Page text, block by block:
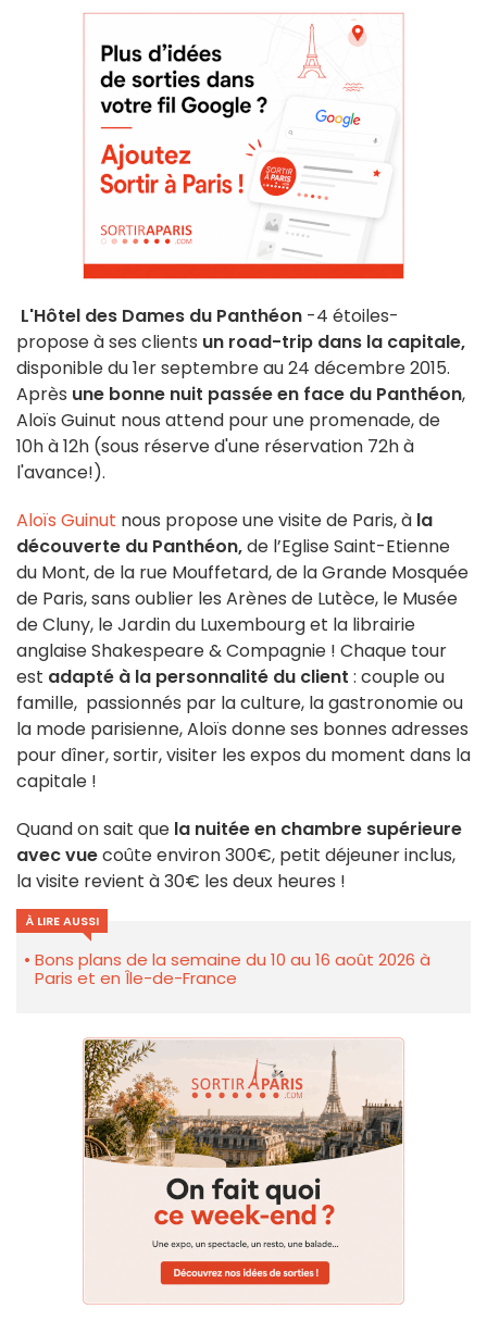
L'Hôtel des Dames du Panthéon -4 étoiles-
propose à ses clients un road-trip dans la capitale,
disponible du 1er septembre au 24 décembre 2015.
Après une bonne nuit passée en face du Panthéon,
Aloïs Guinut nous attend pour une promenade, de
10h à 12h (sous réserve d'une réservation 72h à
l'avance!).
Aloïs Guinut nous propose une visite de Paris, à la
découverte du Panthéon,de l’Eglise Saint-Etienne
du Mont, de la rue Mouffetard, de la Grande Mosquée
de Paris, sans oublier les Arènes de Lutèce, le Musée
de Cluny, le Jardin du Luxembourg et la librairie
anglaise Shakespeare & Compagnie ! Chaque tour
est adapté à la personnalité du client : couple ou
famille, passionnés par la culture, la gastronomie ou
la mode parisienne, Aloïs donne ses bonnes adresses
pour dîner, sortir, visiter les expos du moment dans la
capitale !
Quand on sait que la nuitée en chambre supérieure
avec vuecoûte environ 300€, petit déjeuner inclus,
la visite revient à 30€ les deux heures !
À LIRE AUSSI
Bons plans de la semaine du 10 au 16 août 2026 à
Paris et en Île-de-France